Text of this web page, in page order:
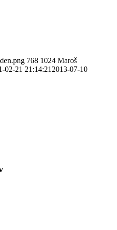
768 1024 Maroš
02-21 21:14:21 2013-07-10